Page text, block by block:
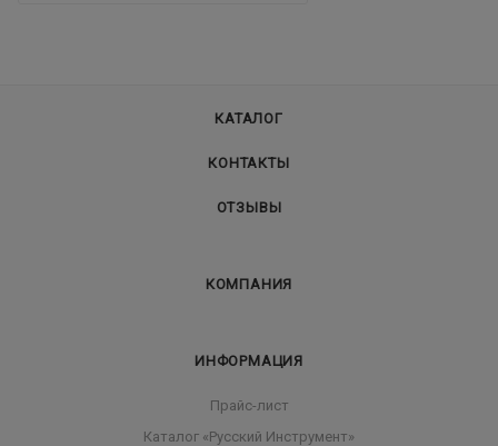
КАТАЛОГ
КОНТАКТЫ
ОТЗЫВЫ
КОМПАНИЯ
ИНФОРМАЦИЯ
Прайс-лист
Каталог «Русский Инструмент»